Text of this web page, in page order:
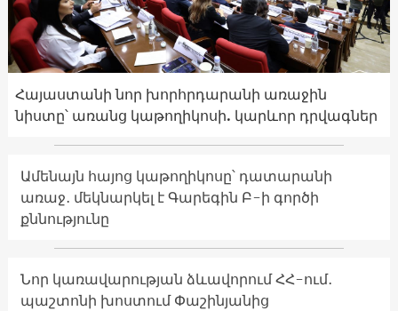
Հայաստանի նոր խորհրդարանի առաջին
նիստը՝ առանց կաթողիկոսի. կարևոր դրվագներ
Ամենայն հայոց կաթողիկոսը՝ դատարանի
առաջ․ մեկնարկել է Գարեգին Բ-ի գործի
քննությունը
Նոր կառավարության ձևավորում ՀՀ-ում․
պաշտոնի խոստում Փաշինյանից